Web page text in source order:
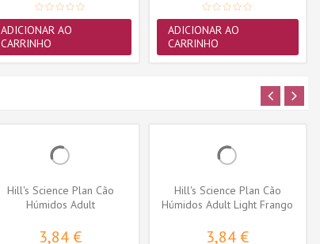
ADICIONAR AO
CARRINHO
ADICIONAR AO
CARRINHO
Hill's Science Plan Cão
Húmidos Adult
3,84 €
Hill's Science Plan Cão
Húmidos Adult Light Frango
3,84 €